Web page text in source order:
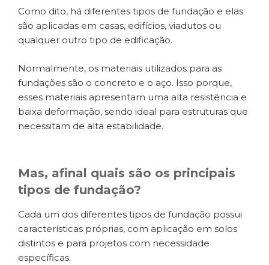
Como dito, há diferentes tipos de fundação e elas
são aplicadas em casas, edifícios, viadutos ou
qualquer outro tipo de edificação.
Normalmente, os materiais utilizados para as
fundações são o concreto e o aço. Isso porque,
esses materiais apresentam uma alta resistência e
baixa deformação, sendo ideal para estruturas que
necessitam de alta estabilidade.
Mas, afinal quais são os principais
tipos de fundação?
Cada um dos diferentes tipos de fundação possui
características próprias, com aplicação em solos
distintos e para projetos com necessidade
específicas.